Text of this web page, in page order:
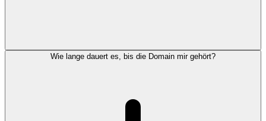
Wie lange dauert es, bis die Domain mir gehört?